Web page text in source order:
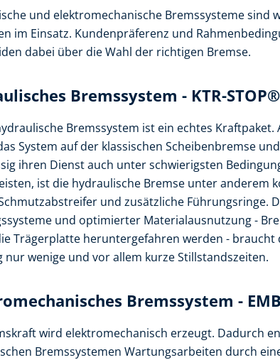
und elektromechanische Bremssysteme sind
im Einsatz. Kundenpräferenz und
dabei über die Wahl der richtigen Bremse.
Bremssystem - KTR-STOP®
Bremssystem ist ein echtes
System auf der klassischen Scheibenbremse
ihren Dienst auch unter schwierigsten
ist die hydraulische Bremse unter anderem
und zusätzliche Führungsringe.
und optimierter Materialausnutzung -
Trägerplatte heruntergefahren werden - braucht
nur wenige und vor allem kurze Stillstandszeiten.
Bremssystem -
wird elektromechanisch erzeugt. Dadurch
Bremssystemen Wartungsarbeiten durch